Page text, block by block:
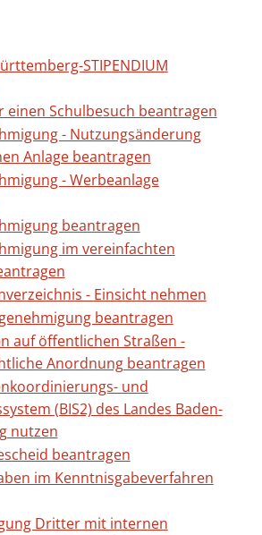
STIPENDIUM
einen Schulbesuch beantragen
- Nutzungsänderung
Anlage beantragen
- Werbeanlage
beantragen
im vereinfachten
- Einsicht nehmen
beantragen
auf öffentlichen Straßen -
Anordnung beantragen
und
(BIS2) des Landes Baden-
nutzen
beantragen
im Kenntnisgabeverfahren
Dritter mit internen